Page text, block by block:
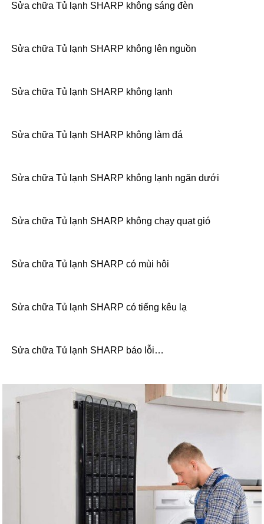
Sửa chữa Tủ lạnh SHARP không sáng đèn
Sửa chữa Tủ lạnh SHARP không lên nguồn
Sửa chữa Tủ lạnh SHARP không lạnh
Sửa chữa Tủ lạnh SHARP không làm đá
Sửa chữa Tủ lạnh SHARP không lạnh ngăn dưới
Sửa chữa Tủ lạnh SHARP không chạy quạt gió
Sửa chữa Tủ lạnh SHARP có mùi hôi
Sửa chữa Tủ lạnh SHARP có tiếng kêu lạ
Sửa chữa Tủ lạnh SHARP báo lỗi…